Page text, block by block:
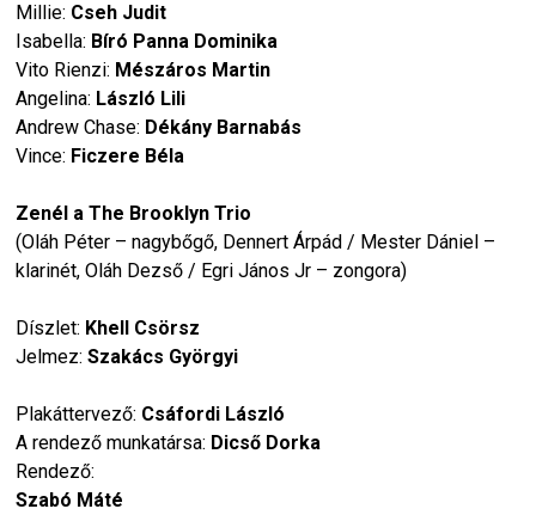
Millie: Cseh Judit
Isabella: Bíró Panna Dominika
Vito Rienzi: Mészáros Martin
Angelina: László Lili
Andrew Chase: Dékány Barnabás
Vince: Ficzere Béla
Zenél a The Brooklyn Trio
(Oláh Péter – nagybőgő, Dennert Árpád / Mester Dániel –
klarinét, Oláh Dezső / Egri János Jr – zongora)
Díszlet: Khell Csörsz
Jelmez:Szakács Györgyi
Plakáttervező: Csáfordi László
A rendező munkatársa: Dicső Dorka
Rendező:
Szabó Máté